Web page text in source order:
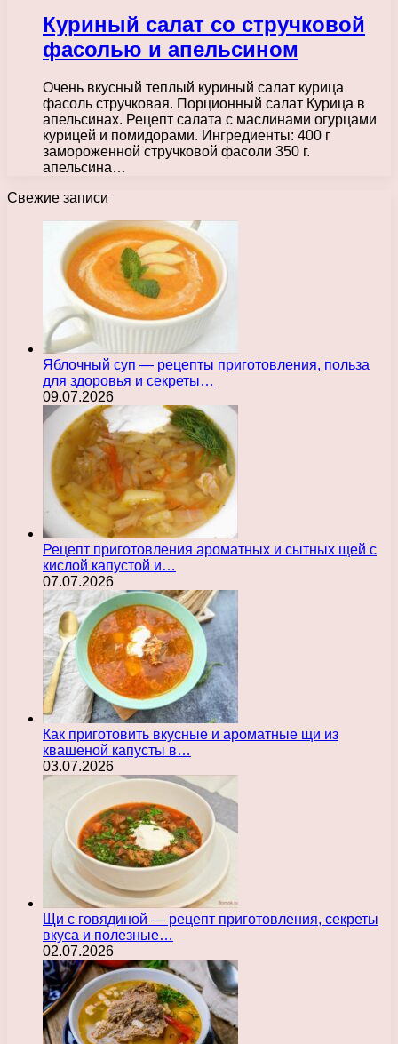
Куриный салат со стручковой
фасолью и апельсином
Очень вкусный теплый куриный салат курица
фасоль стручковая. Порционный салат Курица в
апельсинах. Рецепт салата с маслинами огурцами
курицей и помидорами. Ингредиенты: 400 г
замороженной стручковой фасоли 350 г.
апельсина…
Свежие записи
Яблочный суп — рецепты приготовления, польза
для здоровья и секреты…
09.07.2026
Рецепт приготовления ароматных и сытных щей с
кислой капустой и…
07.07.2026
Как приготовить вкусные и ароматные щи из
квашеной капусты в…
03.07.2026
Щи с говядиной — рецепт приготовления, секреты
вкуса и полезные…
02.07.2026